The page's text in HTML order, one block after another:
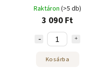
Raktáron (>5 db)
3 090 Ft
Kosárba